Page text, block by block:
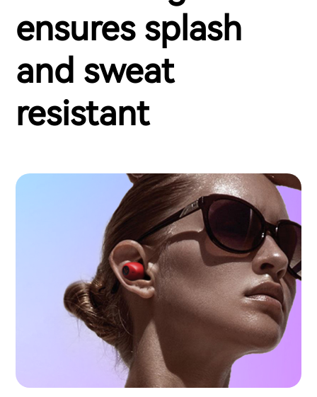
ensures splash
and sweat
resistant